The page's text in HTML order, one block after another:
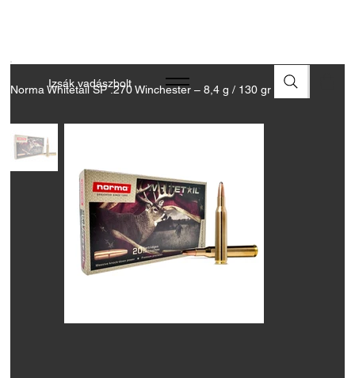
Izsák vadászbolt
Norma Whitetail SP .270 Winchester – 8,4 g / 130 gr